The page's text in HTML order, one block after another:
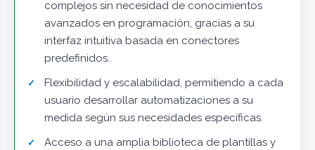
complejos sin necesidad de conocimientos
avanzados en programación, gracias a su
interfaz intuitiva basada en conectores
predefinidos.
Flexibilidad y escalabilidad, permitiendo a cada
usuario desarrollar automatizaciones a su
medida según sus necesidades específicas.
Acceso a una amplia biblioteca de plantillas y